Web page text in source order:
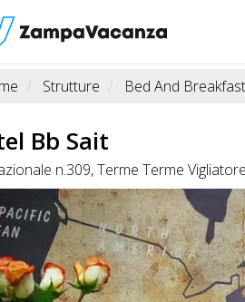
Strutture Bed And Breakfast
Bb Sait
n.309, Terme Terme